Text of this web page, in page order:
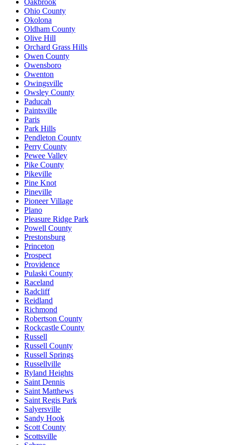
Ohio County
Okolona
Oldham County
Olive Hill
Orchard Grass Hills
Owen County
Owensboro
Owenton
Owingsville
Owsley County
Paducah
Paintsville
Paris
Park Hills
Pendleton County
Perry County
Pewee Valley
Pike County
Pikeville
Pine Knot
Pineville
Pioneer Village
Plano
Pleasure Ridge Park
Powell County
Prestonsburg
Princeton
Prospect
Providence
Pulaski County
Raceland
Radcliff
Reidland
Richmond
Robertson County
Rockcastle County
Russell
Russell County
Russell Springs
Russellville
Ryland Heights
Saint Dennis
Saint Matthews
Saint Regis Park
Salyersville
Sandy Hook
Scott County
Scottsville